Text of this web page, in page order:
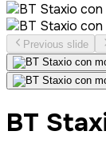
Previous slide
BT